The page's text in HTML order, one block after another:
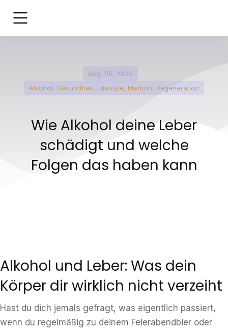
Aug. 05, 2025
Alkohol, Gesundheit, Lifestyle, Medizin, Regeneration
Wie Alkohol deine Leber
schädigt und welche
Folgen das haben kann
Alkohol und Leber: Was dein
Körper dir wirklich nicht verzeiht
Hast du dich jemals gefragt, was eigentlich passiert,
wenn du regelmäßig zu deinem Feierabendbier oder